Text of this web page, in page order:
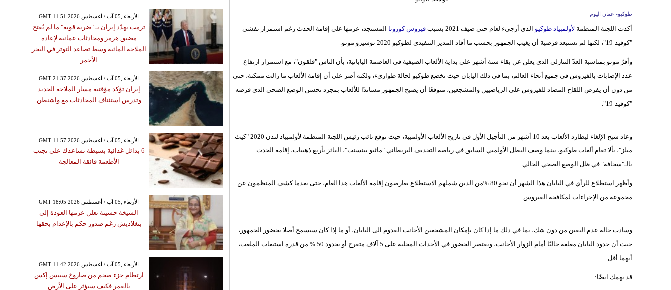
طوكيو- عمان اليوم
أكدت اللجنة المنظمة لأولمبياد طوكيو الذي أرجىء لعام حتى صيف 2021 بسبب فيروس كورونا المستجد، عزمها على إقامة الحدث رغم استمرار تفشي
"كوفيد-19"، لكنها لم تستبعد فرضية أن يغيب الجمهور بحسب ما أفاد المدير التنفيذي لطوكيو 2020 توشيرو موتو.
وأقرّ موتو بمناسبة العدّ التنازلي الذي يعلن عن بقاء ستة أشهر على بداية الألعاب الصيفية في العاصمة اليابانية، بأن الناس "قلقون"، مع استمرار ارتفاع
عدد الإصابات بالفيروس في جميع أنحاء العالم، بما في ذلك اليابان حيث تخضع طوكيو لحالة طوارىء، ولكنه أصر على أن إقامة الألعاب ما زالت ممكنة، حتى
من دون أن يفرض اللقاح المضاد للفيروس على الرياضيين والمشجعين، متوقعًا أن يصبح الجمهور مساندًا للألعاب بمجرد تحسن الوضع الصحي الذي فرضه
"كوفيد-19".
وعاد شبح الإلغاء ليطارد الألعاب بعد 10 أشهر من التأجيل الأول في تاريخ الألعاب الأولمبية، حيث توقع نائب رئيس اللجنة المنظمة لأولمبياد لندن 2020 "كيث
ميلز"، بألا تقام ألعاب طوكيو، بينما وصف البطل الأولمبي السابق في رياضة التجديف البريطاني "ماثيو بينسنت"، الفائز بأربع ذهبيات، إقامة الحدث
بالـ"سخافة" في ظل الوضع الصحي الحالي.
وأظهر استطلاع للرأي في اليابان هذا الشهر أن نحو 80 %من الذين شملهم الاستطلاع يعارضون إقامة الألعاب هذا العام، حتى بعدما كشف المنظمون عن
مجموعة من الإجراءات لمكافحة الفيروس.
وسادت حالة عدم اليقين من دون شك، بما في ذلك ما إذا كان بإمكان المشجعين الأجانب القدوم الى اليابان، أو ما إذا كان سيسمح أصلا بحضور الجمهور،
حيث أن حدود اليابان مغلقة حاليًا أمام الزوار الأجانب، ويقتصر الحضور في الأحداث المحلية على 5 آلاف متفرج أو بحدود 50 % من قدرة استيعاب الملعب،
أيهما أقل.
قد يهمك ايضًا:
GMT 11:51 2026 الأربعاء ,05 آب / أغسطس
ترمب يهدّد إيران بـ "ضربة قوية" ما لم يُفتح
مضيق هرمز ومحادثات عمانية لإعادة
الملاحة المائية وسط تصاعد التوتر في البحر
الأحمر
GMT 21:37 2026 الأربعاء ,05 آب / أغسطس
إيران تؤكد مؤقتية مسار الملاحة الجديد
وتدرس استئناف المحادثات مع واشنطن
GMT 11:57 2026 الأربعاء ,05 آب / أغسطس
6 بدائل غذائية بسيطة تساعدك على تجنب
الأطعمة فائقة المعالجة
GMT 18:05 2026 الأربعاء ,05 آب / أغسطس
الشيخة حسينة تعلن عزمها العودة إلى
بنغلاديش رغم صدور حكم بالإعدام بحقها
GMT 11:42 2026 الأربعاء ,05 آب / أغسطس
ارتطام جزء ضخم من صاروخ سبيس إكس
بالقمر فكيف سيؤثر على الأرض